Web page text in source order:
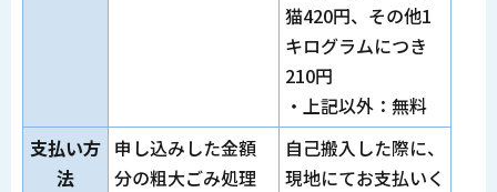
猫420円、その他1
キログラムにつき
210円
・上記以外：無料
支払い方
法
申し込みした金額
分の粗大ごみ処理
自己搬入した際に、
現地にてお支払いく